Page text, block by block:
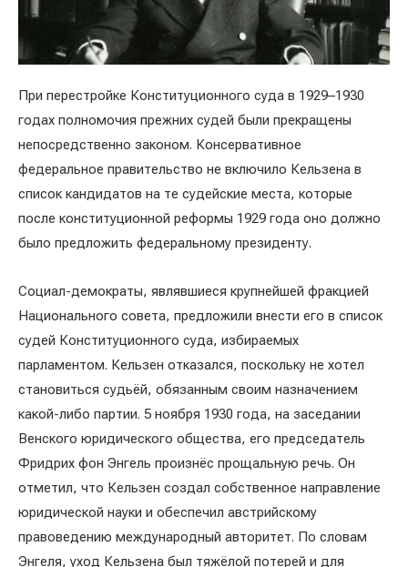
При перестройке Конституционного суда в 1929–1930
годах полномочия прежних судей были прекращены
непосредственно законом. Консервативное
федеральное правительство не включило Кельзена в
список кандидатов на те судейские места, которые
после конституционной реформы 1929 года оно должно
было предложить федеральному президенту.
Социал-демократы, являвшиеся крупнейшей фракцией
Национального совета, предложили внести его в список
судей Конституционного суда, избираемых
парламентом. Кельзен отказался, поскольку не хотел
становиться судьёй, обязанным своим назначением
какой-либо партии. 5 ноября 1930 года, на заседании
Венского юридического общества, его председатель
Фридрих фон Энгель произнёс прощальную речь. Он
отметил, что Кельзен создал собственное направление
юридической науки и обеспечил австрийскому
правоведению международный авторитет. По словам
Энгеля, уход Кельзена был тяжёлой потерей и для